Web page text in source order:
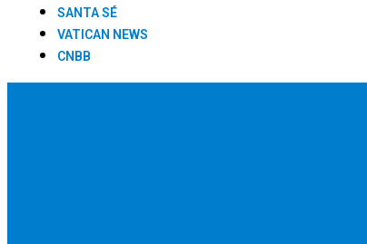
SANTA SÉ
VATICAN NEWS
CNBB